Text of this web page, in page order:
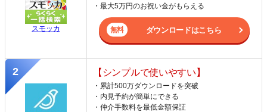
スモッカ
・最大5万円のお祝い金がもらえる
ダウンロードはこちら
【シンプルで使いやすい】
・累計500万ダウンロードを突破
・内見予約が簡単にできる
・仲介手数料を最低金額保証